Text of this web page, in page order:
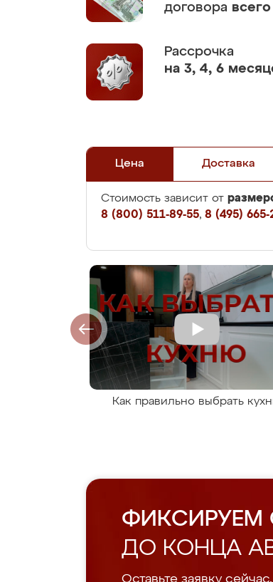
договора
Рассрочка
на 3, 4, 6
Цена Доставка
Стоимость зависит от
8 (800) 511-89-55, 8 (495) 665-
Как правильно выбрать
ФИКСИРУЕМ
ДО КОНЦА
Оставьте заявку